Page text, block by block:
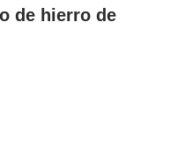
de hierro de